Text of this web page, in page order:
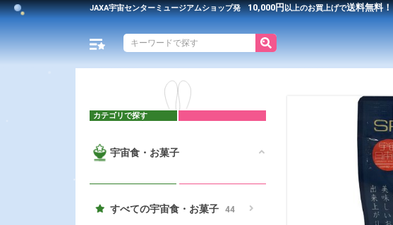
JAXA宇宙センターミュージアムショップ発 10,000円以上のお買上げで送料無料！
カテゴリで探す
宇宙食・お菓子
すべての宇宙食・お菓子 44